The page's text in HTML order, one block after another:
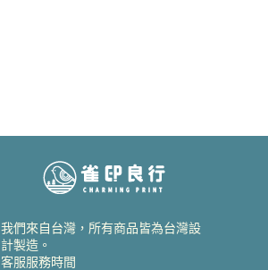
我們來自台灣，所有商品皆為台灣設
計製造。
客服服務時間